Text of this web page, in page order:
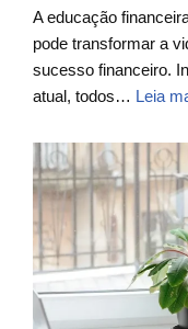
A educação
pode transformar a
sucesso financeiro.
atual, todos… Leia